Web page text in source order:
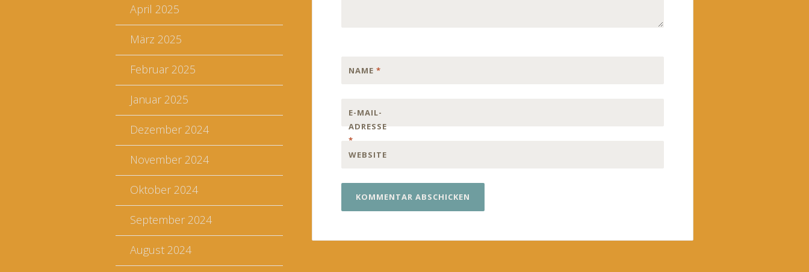
April 2025
März 2025
Februar 2025
Januar 2025
Dezember 2024
November 2024
Oktober 2024
September 2024
August 2024
NAME*
E-MAIL-
ADRESSE
*
WEBSITE